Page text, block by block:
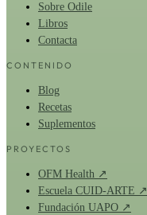
Sobre Odile
Libros
Contacta
CONTENIDO
Blog
Recetas
Suplementos
PROYECTOS
OFM Health ↗
Escuela CUID-ARTE ↗
Fundación UAPO ↗